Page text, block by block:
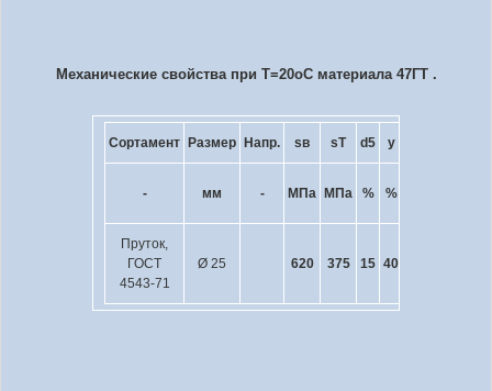
Механические свойства при Т=20oС материала 47ГТ .
Сортамент Размер Напр. sв sT d5 y
- мм - МПа МПа % %
Пруток,
ГОСТ
4543-71
Ø 25 620 375 15 40